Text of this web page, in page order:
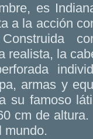
es
a la acción
realista, la
armas y
su famoso
cm de
mundo.